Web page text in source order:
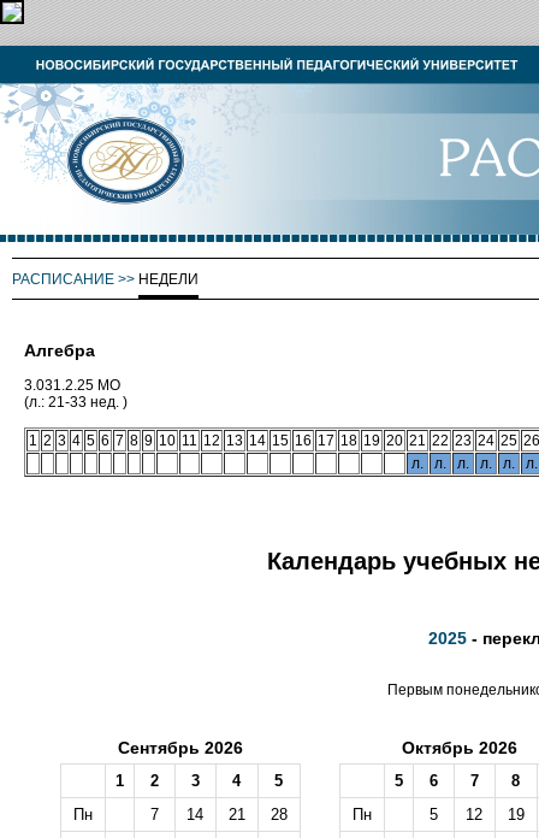
РАСПИСАНИЕ >> НЕДЕЛИ
Алгебра
3.031.2.25 МО
(л.: 21-33 нед. )
1 2 3 4 5 6 7 8 9 10 11 12 13 14 15 16 17 18 19 20 21 22 23 24 25 26
л.
л. л. л. л. л.
Календарь учебных
2025 -
Первым
Сентябрь 2026
1 2 3 4
5
Пн
7 14 21
28
Октябрь 2026
5 6 7
8
Пн
5 12
19